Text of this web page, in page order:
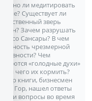
Можно ли медитировать
во сне? Существует ли
таинственный зверь
йесин? Зачем разрушать
колесо Сансары? В чем
опасность чрезмерной
духовности? Чем
питаются «голодные духи»
и для чего их кормить?
Автор книги, бизнесмен
Олег Гор, нашел ответы
на эти вопросы во время